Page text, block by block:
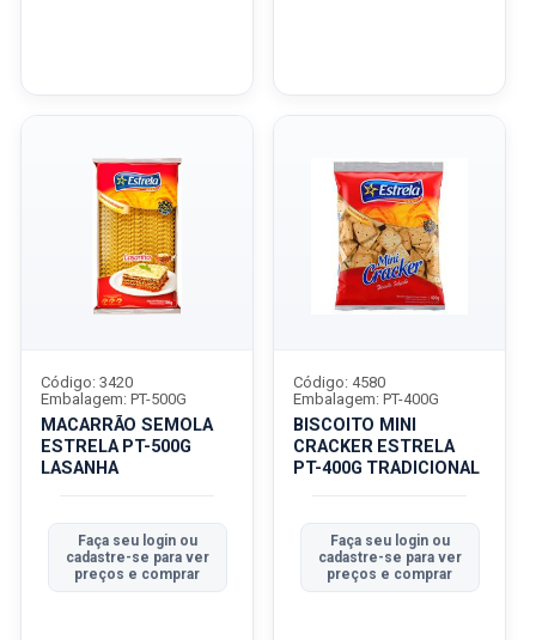
MACARRÃO SEMOLA
ESTRELA PT-500G
LASANHA
Código: 3420
Embalagem: PT-500G
Faça seu login ou
cadastre-se para ver
preços e comprar
BISCOITO MINI
CRACKER ESTRELA
PT-400G TRADICIONAL
Código: 4580
Embalagem: PT-400G
Faça seu login ou
cadastre-se para ver
preços e comprar